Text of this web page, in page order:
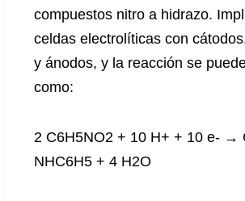
compuestos nitro a hidrazo.
celdas electrolíticas con
y ánodos, y la reacción se
como:
2 C6H5NO2 + 10 H+ + 10 e- →
NHC6H5 + 4 H2O